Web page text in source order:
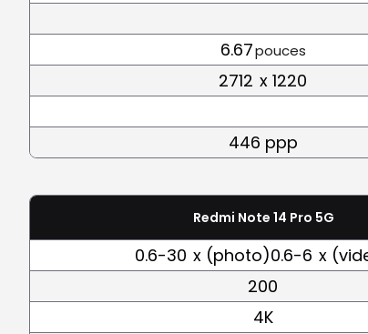
6.67pouces
2712 x 1220
446 ppp
Redmi Note 14 Pro 5G
0.6-30 x (photo)0.6-6 x
200
4K